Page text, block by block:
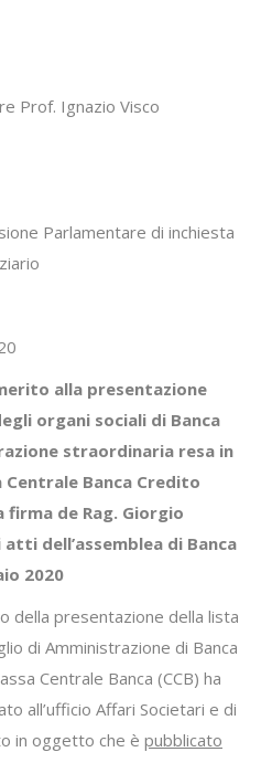
Prof. Ignazio Visco
Parlamentare di inchiesta
alla presentazione
organi sociali di Banca
straordinaria resa in
Centrale Banca Credito
de Rag. Giorgio
dell’assemblea di Banca
2020
della presentazione della lista
di Amministrazione di Banca
Centrale Banca (CCB) ha
all’ufficio Affari Societari e di
in oggetto che è pubblicato